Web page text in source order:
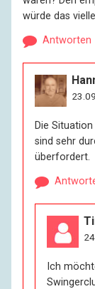
würde das
Antworten
Die
sind sehr
überfordert.
Ich